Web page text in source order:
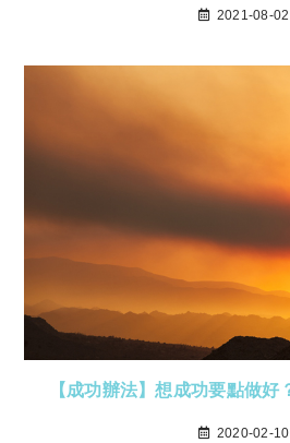
2021-08-02
【成功辦法】想成功要點做好
2020-02-10